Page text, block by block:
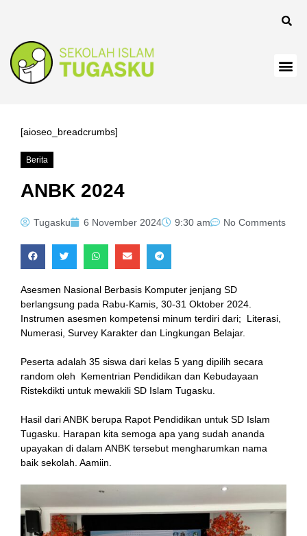
[aioseo_breadcrumbs]
Berita
ANBK 2024
Tugasku 6 November 2024 9:30 am No Comments
Asesmen Nasional Berbasis Komputer jenjang SD
berlangsung pada Rabu-Kamis, 30-31 Oktober 2024.
Instrumen asesmen kompetensi minum terdiri dari; Literasi,
Numerasi, Survey Karakter dan Lingkungan Belajar.
Peserta adalah 35 siswa dari kelas 5 yang dipilih secara
random oleh Kementrian Pendidikan dan Kebudayaan
Ristekdikti untuk mewakili SD Islam Tugasku.
Hasil dari ANBK berupa Rapot Pendidikan untuk SD Islam
Tugasku. Harapan kita semoga apa yang sudah ananda
upayakan di dalam ANBK tersebut mengharumkan nama
baik sekolah. Aamiin.